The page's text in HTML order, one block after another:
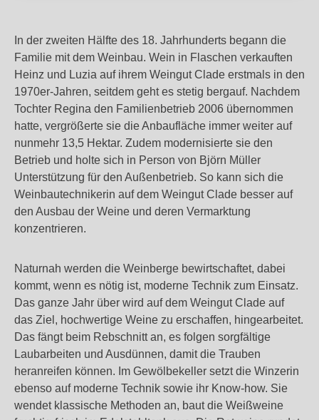
In der zweiten Hälfte des 18. Jahrhunderts begann die
Familie mit dem Weinbau. Wein in Flaschen verkauften
Heinz und Luzia auf ihrem Weingut Clade erstmals in den
1970er-Jahren, seitdem geht es stetig bergauf. Nachdem
Tochter Regina den Familienbetrieb 2006 übernommen
hatte, vergrößerte sie die Anbaufläche immer weiter auf
nunmehr 13,5 Hektar. Zudem modernisierte sie den
Betrieb und holte sich in Person von Björn Müller
Unterstützung für den Außenbetrieb. So kann sich die
Weinbautechnikerin auf dem Weingut Clade besser auf
den Ausbau der Weine und deren Vermarktung
konzentrieren.
Naturnah werden die Weinberge bewirtschaftet, dabei
kommt, wenn es nötig ist, moderne Technik zum Einsatz.
Das ganze Jahr über wird auf dem Weingut Clade auf
das Ziel, hochwertige Weine zu erschaffen, hingearbeitet.
Das fängt beim Rebschnitt an, es folgen sorgfältige
Laubarbeiten und Ausdünnen, damit die Trauben
heranreifen können. Im Gewölbekeller setzt die Winzerin
ebenso auf moderne Technik sowie ihr Know-how. Sie
wendet klassische Methoden an, baut die Weißweine